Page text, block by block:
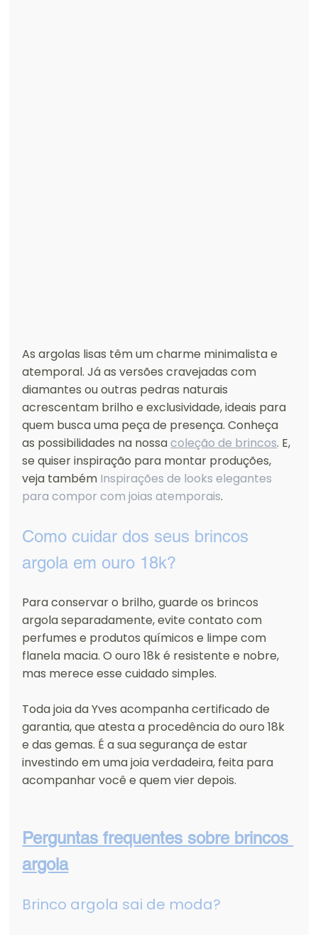
As argolas lisas têm um charme minimalista e
atemporal. Já as versões cravejadas com
diamantes ou outras pedras naturais
acrescentam brilho e exclusividade, ideais para
quem busca uma peça de presença. Conheça
as possibilidades na nossa coleção de brincos. E,
se quiser inspiração para montar produções,
veja também Inspirações de looks elegantes
para compor com joias atemporais.
Como cuidar dos seus brincos
argola em ouro 18k?
Para conservar o brilho, guarde os brincos
argola separadamente, evite contato com
perfumes e produtos químicos e limpe com
flanela macia. O ouro 18k é resistente e nobre,
mas merece esse cuidado simples.
Toda joia da Yves acompanha certificado de
garantia, que atesta a procedência do ouro 18k
e das gemas. É a sua segurança de estar
investindo em uma joia verdadeira, feita para
acompanhar você e quem vier depois.
Perguntas frequentes sobre brincos
argola
Brinco argola sai de moda?